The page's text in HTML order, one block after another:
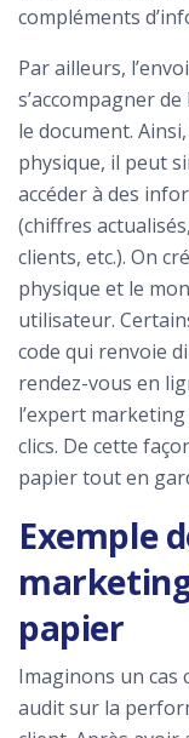
compléments
Par ailleurs,
s’accompagner
le document.
physique, il peut
accéder à des
(chiffres
clients, etc.). On
physique et le
utilisateur.
code qui renvoie
rendez-vous en
l’expert
clics. De cette
papier tout en
Exemple
papier
Imaginons un cas
audit sur la